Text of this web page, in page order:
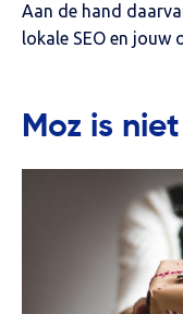
Aan de hand
lokale SEO en jouw
Moz is